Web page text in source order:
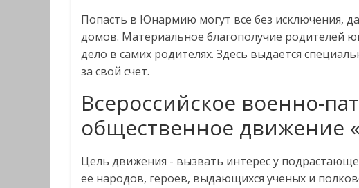
Попасть в Юнармию могут все без исключения,
домов. Материальное благополучие родителей
дело в самих родителях. Здесь выдается
за свой счет.
Всероссийское военно-
общественное движение
Цель движения - вызвать интерес у
ее народов, героев, выдающихся ученых и